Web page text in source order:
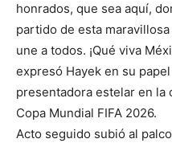
honrados, que sea aquí,
partido de esta
une a todos. ¡Qué viva
expresó Hayek en su
presentadora estelar en la
Copa Mundial FIFA 2026.
Acto seguido subió al